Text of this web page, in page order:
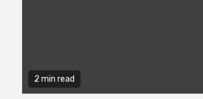
2 min read